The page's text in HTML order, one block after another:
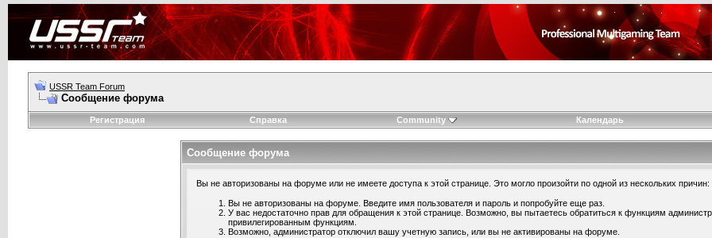
USSR Team Forum
Сообщение форума
Регистрация
Справка Community Календарь
Сообщение форума
Вы не авторизованы на форуме или не имеете доступа к этой странице. Это могло произойти по одной из нескольких причин:
Вы не авторизованы на форуме. Введите имя пользователя и пароль и попробуйте еще раз.
У вас недостаточно прав для обращения к этой странице. Возможно, вы пытаетесь обратиться к функциям
привилегированным функциям.
Возможно, администратор отключил вашу учетную запись, или вы не активированы на форуме.